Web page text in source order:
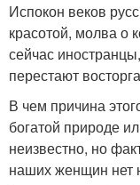
Испокон веков
красотой, молва о
сейчас
перестают
В чем причина
богатой природе
неизвестно, но
наших женщин нет